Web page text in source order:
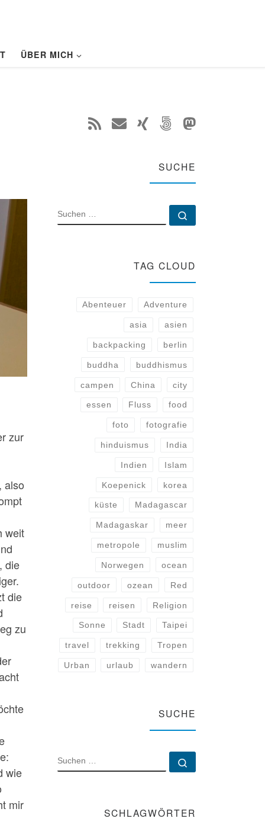
ÜBER MICH
zur
also
weit
die
die
zu
wie
mir
SUCHE
SUCHE
TAG CLOUD
Abenteuer Adventure
asia asien
backpacking berlin
buddha buddhismus
campen China city
essen Fluss food
foto fotografie
hinduismus India
Indien Islam
Koepenick korea
küste Madagascar
Madagaskar meer
metropole muslim
Norwegen ocean
outdoor ozean Red
reise reisen Religion
Sonne Stadt Taipei
travel trekking Tropen
Urban urlaub wandern
SUCHE
SUCHE
SCHLAGWÖRTER